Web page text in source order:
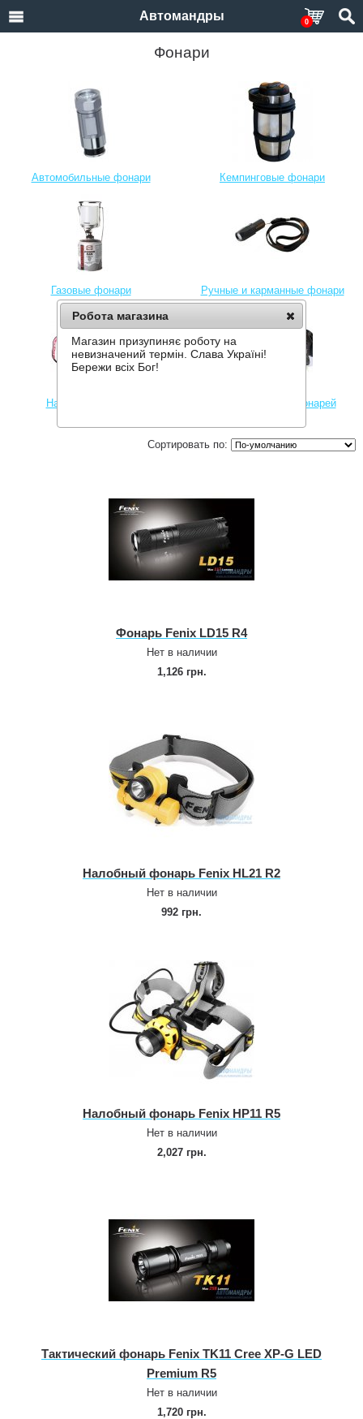
Автомандры 0
Фонари
Автомобильные фонари Кемпинговые фонари
Газовые фонари Ручные и карманные фонари
Налобные фонари Аксессуары для фонарей
Сортировать по:
Фонарь Fenix LD15 R4
Нет в наличии
1,126 грн.
Налобный фонарь Fenix HL21 R2
Нет в наличии
992 грн.
Налобный фонарь Fenix HP11 R5
Нет в наличии
2,027 грн.
Тактический фонарь Fenix TK11 Cree XP‑G LED
Premium R5
Нет в наличии
1,720 грн.
Робота магазина
Магазин призупиняє роботу на
невизначений термін. Слава Україні!
Бережи всіх Бог!